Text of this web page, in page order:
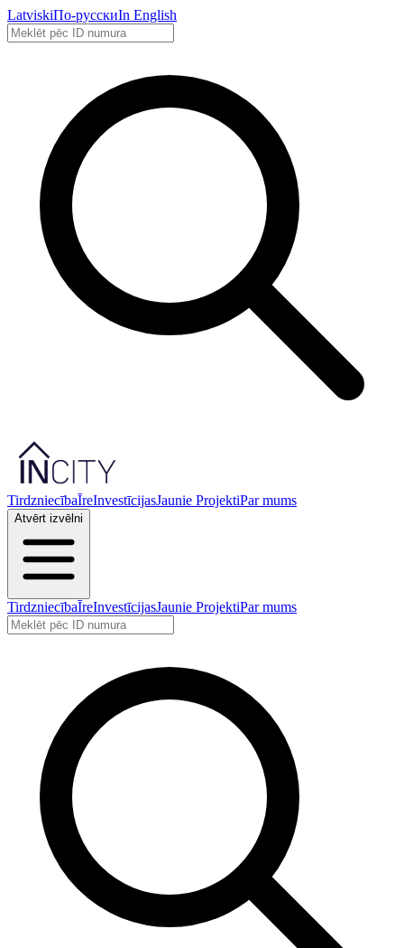
LatviskiПо-русскиIn English
TirdzniecībaĪreInvestīcijasJaunie ProjektiPar mums
Atvērt izvēlni
TirdzniecībaĪreInvestīcijasJaunie ProjektiPar mums